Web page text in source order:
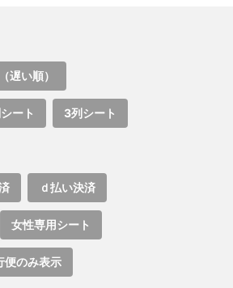
遅い順）
ート 3列シート
ｄ払い決済
女性専用シート
便のみ表示